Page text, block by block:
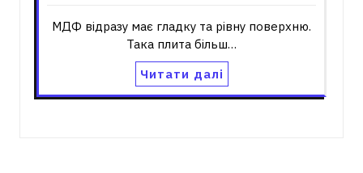
МДФ відразу має гладку та рівну поверхню.
Така плита більш…
Читати далі